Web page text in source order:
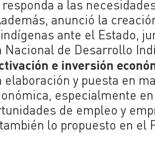
a las
anunció la
ante el Estado,
Nacional de Desarrollo
e inversión
elaboración y puesta en
especialmente
de empleo y
lo propuesto en el